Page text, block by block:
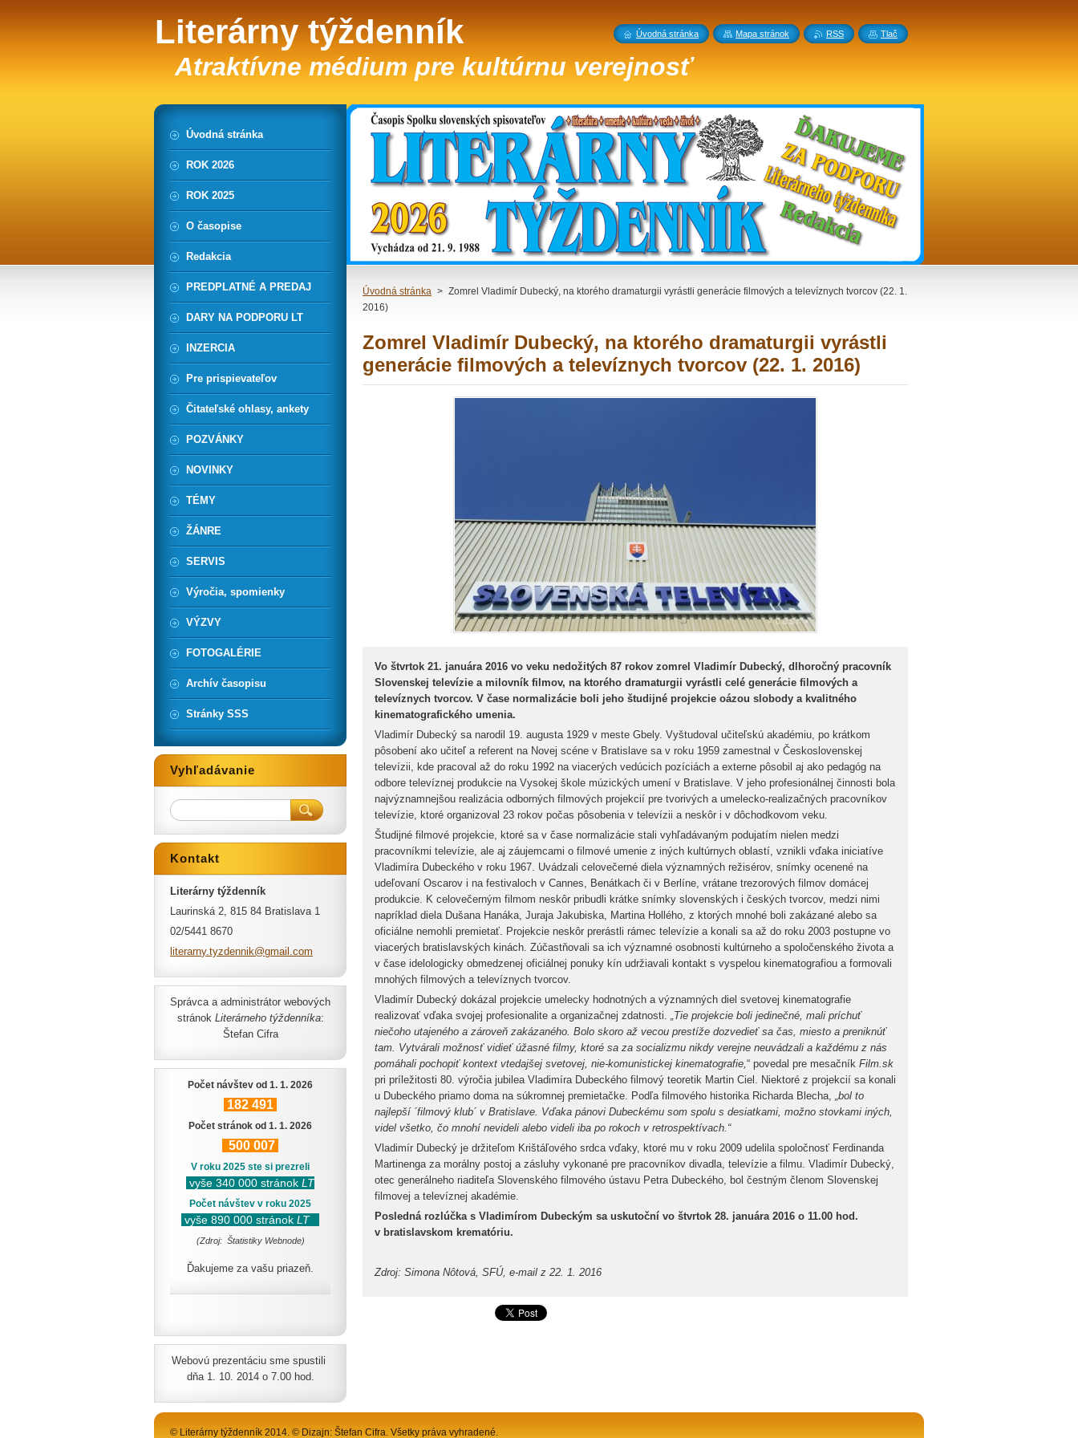
Literárny týždenník
Atraktívne médium pre kultúrnu verejnosť
Úvodná stránka > Zomrel Vladimír Dubecký, na ktorého dramaturgii vyrástli generácie filmových a televíznych tvorcov (22. 1.
2016)
Zomrel Vladimír Dubecký, na ktorého dramaturgii vyrástli
generácie filmových a televíznych tvorcov (22. 1. 2016)
Vo štvrtok 21. januára 2016 vo veku nedožitých 87 rokov zomrel Vladimír Dubecký, dlhoročný pracovník
Slovenskej televízie a milovník filmov, na ktorého dramaturgii vyrástli celé generácie filmových a
televíznych tvorcov. V čase normalizácie boli jeho študijné projekcie oázou slobody a kvalitného
kinematografického umenia.
Vladimír Dubecký sa narodil 19. augusta 1929 v meste Gbely. Vyštudoval učiteľskú akadémiu, po krátkom
pôsobení ako učiteľ a referent na Novej scéne v Bratislave sa v roku 1959 zamestnal v Československej
televízii, kde pracoval až do roku 1992 na viacerých vedúcich pozíciách a externe pôsobil aj ako pedagóg na
odbore televíznej produkcie na Vysokej škole múzických umení v Bratislave. V jeho profesionálnej činnosti bola
najvýznamnejšou realizácia odborných filmových projekcií pre tvorivých a umelecko-realizačných pracovníkov
televízie, ktoré organizoval 23 rokov počas pôsobenia v televízii a neskôr i v dôchodkovom veku.
Študijné filmové projekcie, ktoré sa v čase normalizácie stali vyhľadávaným podujatím nielen medzi
pracovníkmi televízie, ale aj záujemcami o filmové umenie z iných kultúrnych oblastí, vznikli vďaka iniciatíve
Vladimíra Dubeckého v roku 1967. Uvádzali celovečerné diela významných režisérov, snímky ocenené na
udeľovaní Oscarov i na festivaloch v Cannes, Benátkach či v Berlíne, vrátane trezorových filmov domácej
produkcie. K celovečerným filmom neskôr pribudli krátke snímky slovenských i českých tvorcov, medzi nimi
napríklad diela Dušana Hanáka, Juraja Jakubiska, Martina Hollého, z ktorých mnohé boli zakázané alebo sa
oficiálne nemohli premietať. Projekcie neskôr prerástli rámec televízie a konali sa až do roku 2003 postupne vo
viacerých bratislavských kinách. Zúčastňovali sa ich významné osobnosti kultúrneho a spoločenského života a
v čase idelologicky obmedzenej oficiálnej ponuky kín udržiavali kontakt s vyspelou kinematografiou a formovali
mnohých filmových a televíznych tvorcov.
Vladimír Dubecký dokázal projekcie umelecky hodnotných a významných diel svetovej kinematografie
realizovať vďaka svojej profesionalite a organizačnej zdatnosti. „Tie projekcie boli jedinečné, mali príchuť
niečoho utajeného a zároveň zakázaného. Bolo skoro až vecou prestíže dozvedieť sa čas, miesto a preniknúť
tam. Vytvárali možnosť vidieť úžasné filmy, ktoré sa za socializmu nikdy verejne neuvádzali a každému z nás
pomáhali pochopiť kontext vtedajšej svetovej, nie-komunistickej kinematografie,“ povedal pre mesačník Film.sk
pri príležitosti 80. výročia jubilea Vladimíra Dubeckého filmový teoretik Martin Ciel. Niektoré z projekcií sa konali
u Dubeckého priamo doma na súkromnej premietačke. Podľa filmového historika Richarda Blecha, „bol to
najlepší ´filmový klub´ v Bratislave. Vďaka pánovi Dubeckému som spolu s desiatkami, možno stovkami iných,
videl všetko, čo mnohí nevideli alebo videli iba po rokoch v retrospektívach.“
Vladimír Dubecký je držiteľom Krištáľového srdca vďaky, ktoré mu v roku 2009 udelila spoločnosť Ferdinanda
Martinenga za morálny postoj a zásluhy vykonané pre pracovníkov divadla, televízie a filmu. Vladimír Dubecký,
otec generálneho riaditeľa Slovenského filmového ústavu Petra Dubeckého, bol čestným členom Slovenskej
filmovej a televíznej akadémie.
Posledná rozlúčka s Vladimírom Dubeckým sa uskutoční vo štvrtok 28. januára 2016 o 11.00 hod.
v bratislavskom krematóriu.
Zdroj: Simona Nôtová, SFÚ, e-mail z 22. 1. 2016
Úvodná stránka
ROK 2026
ROK 2025
O časopise
Redakcia
PREDPLATNÉ A PREDAJ
DARY NA PODPORU LT
INZERCIA
Pre prispievateľov
Čitateľské ohlasy, ankety
POZVÁNKY
NOVINKY
TÉMY
ŽÁNRE
SERVIS
Výročia, spomienky
VÝZVY
FOTOGALÉRIE
Archív časopisu
Stránky SSS
Vyhľadávanie
Kontakt
Literárny týždenník
Laurinská 2, 815 84 Bratislava 1
02/5441 8670
literarny.tyzdennik@gmai l.com
Správca a administrátor webových
stránok Literárneho týždenníka:
Štefan Cifra
Počet návštev od 1. 1. 2026
182 491
Počet stránok od 1. 1. 2026
500 007
V roku 2025 ste si prezreli
vyše 340 000 stránok LT
Počet návštev v roku 2025
vyše 890 000 stránok LT
(Zdroj: Štatistiky Webnode)
Ďakujeme za vašu priazeň.
Webovú prezentáciu sme spustili
dňa 1. 10. 2014 o 7.00 hod.
© Literárny týždenník 2014. © Dizajn: Štefan Cifra. Všetky práva vyhradené.
Úvodná stránka Mapa stránok RSS Tlač